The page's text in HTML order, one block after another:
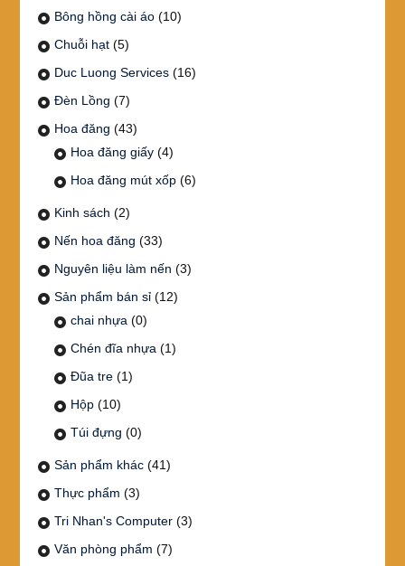
Bông hồng cài áo (10)
Chuỗi hạt (5)
Duc Luong Services (16)
Đèn Lồng (7)
Hoa đăng (43)
Hoa đăng giấy (4)
Hoa đăng mút xốp (6)
Kinh sách (2)
Nến hoa đăng (33)
Nguyên liệu làm nến (3)
Sản phẩm bán sỉ (12)
chai nhựa (0)
Chén đĩa nhựa (1)
Đũa tre (1)
Hộp (10)
Túi đựng (0)
Sản phẩm khác (41)
Thực phẩm (3)
Tri Nhan's Computer (3)
Văn phòng phẩm (7)